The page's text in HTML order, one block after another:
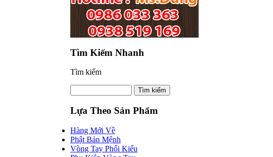
Tìm Kiếm Nhanh
Tìm kiếm
Lựa Theo Sản Phẩm
Hàng Mới Về
Phật Bản Mệnh
Vòng Tay Phối Kiểu